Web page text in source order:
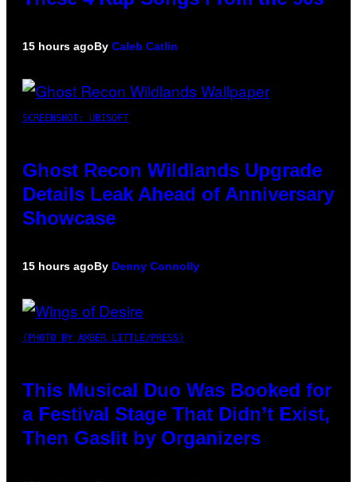
15 hours agoBy Caleb Catlin
SCREENSHOT: UBISOFT
Ghost Recon Wildlands Upgrade
Details Leak Ahead of Anniversary
Showcase
15 hours agoBy Denny Connolly
(PHOTO BY AMBER LITTLE/PRESS)
This Musical Duo Was Booked for
a Festival Stage That Didn’t Exist,
Then Gaslit by Organizers